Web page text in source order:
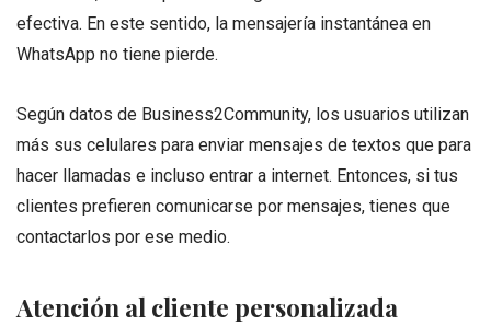
efectiva. En este sentido, la mensajería instantánea en
WhatsApp no tiene pierde.
Según datos de Business2Community, los usuarios utilizan
más sus celulares para enviar mensajes de textos que para
hacer llamadas e incluso entrar a internet. Entonces, si tus
clientes prefieren comunicarse por mensajes, tienes que
contactarlos por ese medio.
Atención al cliente personalizada